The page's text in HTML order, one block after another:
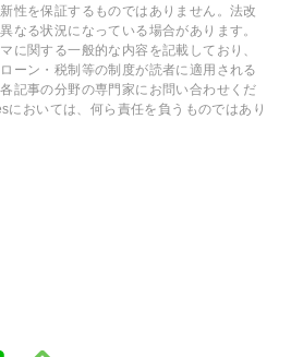
性を保証するものではありません。法改
なる状況になっている場合があります。
に関する一般的な内容を記載しており、
ーン・税制等の制度が読者に適用される
記事の分野の専門家にお問い合わせくだ
おいては、何ら責任を負うものではあり